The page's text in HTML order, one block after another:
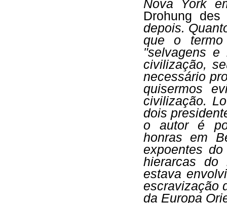
Nova York
Drohung des
depois.
que o
"selvagens e
civilização,
necessário
quisermos
civilização.
dois
o autor é
honras em
expoentes
hierarcas do
estava
escravização
da Europa